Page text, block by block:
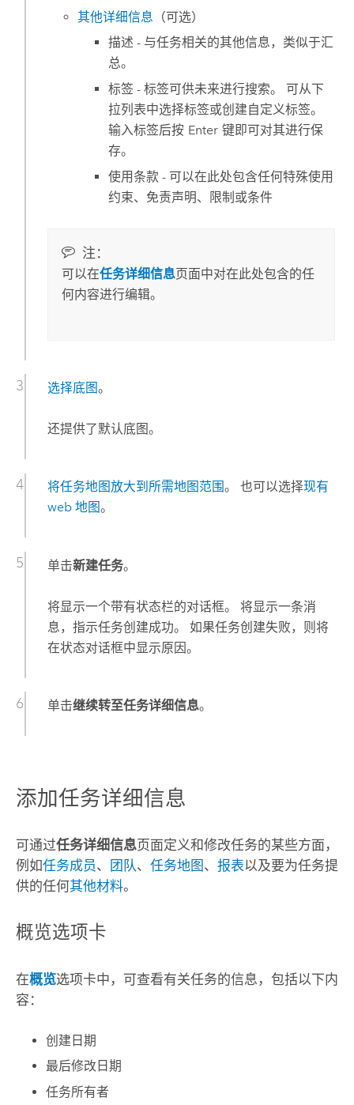
其他详细信息 （可选）
描述 - 与任务相关的其他信息，类似于汇
总。
标签 - 标签可供未来进行搜索。 可从下
拉列表中选择标签或创建自定义标签。
输入标签后按 Enter 键即可对其进行保
存。
使用条款 - 可以在此处包含任何特殊使用
约束、免责声明、限制或条件
注：
可以在任务详细信息页面中对在此处包含的任
何内容进行编辑。
选择底图。
还提供了默认底图。
将任务地图放大到所需地图范围。 也可以选择现有
web 地图。
单击新建任务。
将显示一个带有状态栏的对话框。 将显示一条消
息，指示任务创建成功。 如果任务创建失败，则将
在状态对话框中显示原因。
单击继续转至任务详细信息。
添加任务详细信息
可通过任务详细信息页面定义和修改任务的某些方面，
例如任务成员、 团队、 任务地图、 报表以及要为任务提
供的任何其他材料。
概览选项卡
在概览选项卡中，可查看有关任务的信息，包括以下内
容：
创建日期
最后修改日期
任务所有者